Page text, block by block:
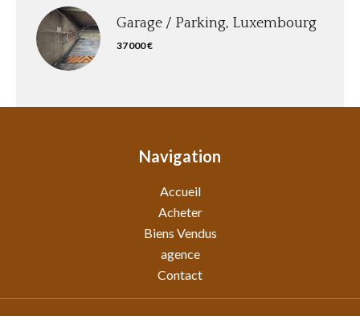
Garage / Parking, Luxembourg
37 000 €
Navigation
Accueil
Acheter
Biens Vendus
agence
Contact